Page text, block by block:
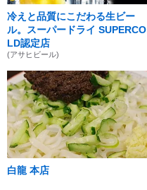
冷えと品質にこだわる生ビー
ル。スーパードライ SUPERCO
LD認定店
(アサヒビール)
白龍 本店